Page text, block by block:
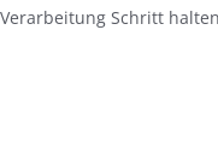
Verarbeitung Schritt